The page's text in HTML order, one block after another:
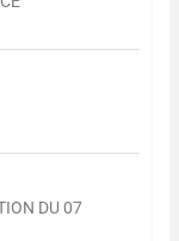
DU 07